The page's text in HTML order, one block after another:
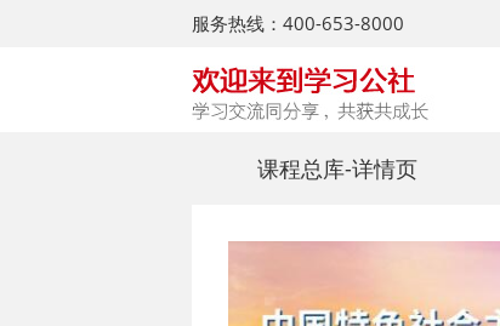
服务热线：400-653-8000
课程总库-详情页